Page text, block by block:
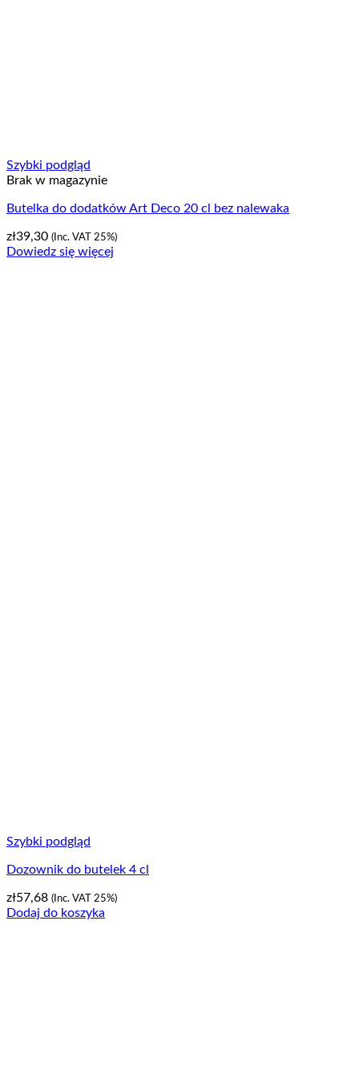
Szybki podgląd
Brak w magazynie
Butelka do dodatków Art Deco 20 cl bez nalewaka
zł39,30 (Inc. VAT 25%)
Dowiedz się więcej
Szybki podgląd
Dozownik do butelek 4 cl
zł57,68 (Inc. VAT 25%)
Dodaj do koszyka